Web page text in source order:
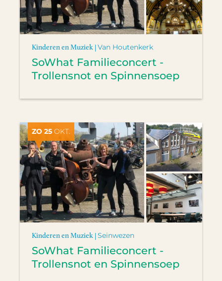
Kinderen en Muziek |Van Houtenkerk
SoWhat Familieconcert -
Trollensnot en Spinnensoep
ZO 25 OKT.
Kinderen en Muziek |Seinwezen
SoWhat Familieconcert -
Trollensnot en Spinnensoep